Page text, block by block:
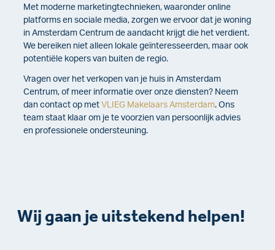
Met moderne marketingtechnieken, waaronder online
platforms en sociale media, zorgen we ervoor dat je woning
in Amsterdam Centrum de aandacht krijgt die het verdient.
We bereiken niet alleen lokale geïnteresseerden, maar ook
potentiële kopers van buiten de regio.
Vragen over het verkopen van je huis in Amsterdam
Centrum, of meer informatie over onze diensten? Neem
dan contact op met VLIEG Makelaars Amsterdam. Ons
team staat klaar om je te voorzien van persoonlijk advies
en professionele ondersteuning.
Wij gaan je uitstekend helpen!